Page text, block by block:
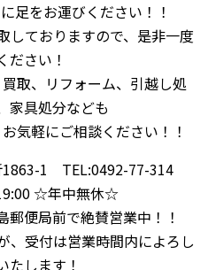
足をお運びください！！
しておりますので、是非一度
ださい！
取、リフォーム、引越し処
家具処分なども
気軽にご相談ください！！
1863-1 TEL:0492-77-314
☆年中無休☆
便局前で絶賛営業中！！
、受付は営業時間内によろし
たします！